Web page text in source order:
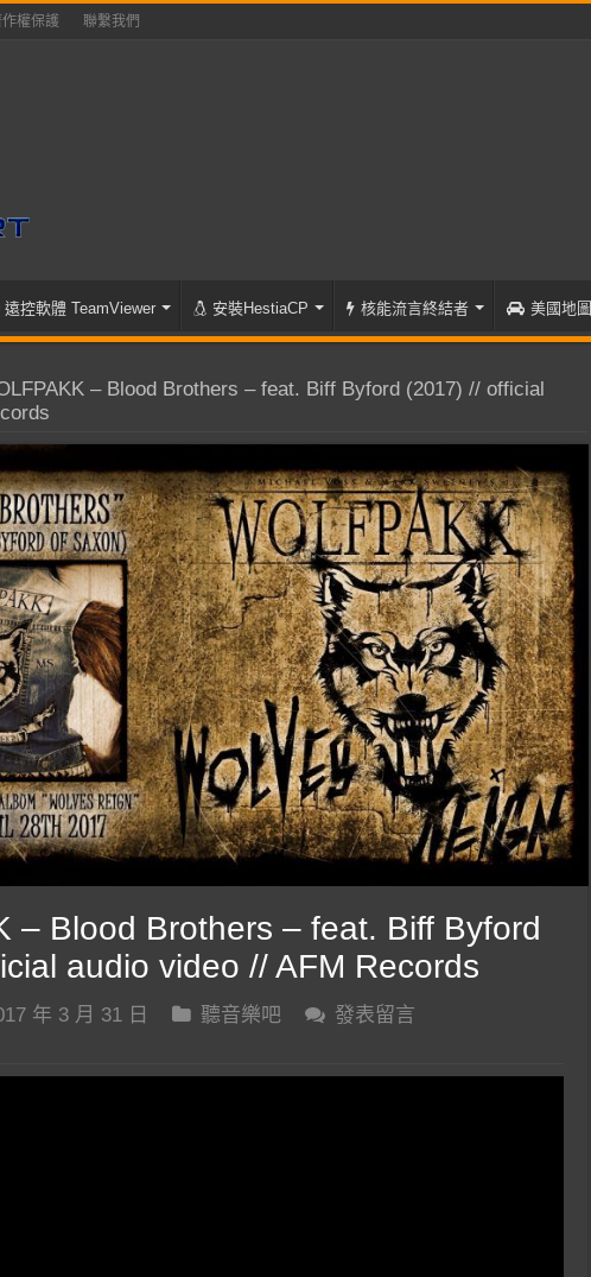
作權保護 聯繫我們
遠控軟體 TeamViewer 安裝HestiaCP 核能流言終結者 美國地圖
– Blood Brothers – feat. Biff Byford (2017) // official
– Blood Brothers – feat. Biff Byford
audio video // AFM Records
年 3 月 31 日 聽音樂吧
發表留言